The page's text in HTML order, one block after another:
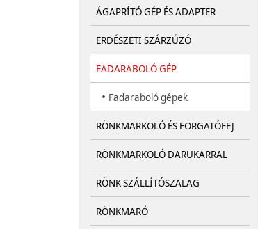
ÁGAPRÍTÓ GÉP ÉS ADAPTER
ERDÉSZETI SZÁRZÚZÓ
FADARABOLÓ GÉP
• Fadaraboló gépek
RÖNKMARKOLÓ ÉS FORGATÓFEJ
RÖNKMARKOLÓ DARUKARRAL
RÖNK SZÁLLÍTÓSZALAG
RÖNKMARÓ